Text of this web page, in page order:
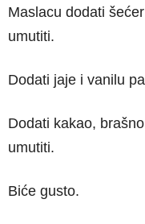
Maslacu dodati
umutiti.
Dodati jaje i vanilu
Dodati kakao,
umutiti.
Biće gusto.